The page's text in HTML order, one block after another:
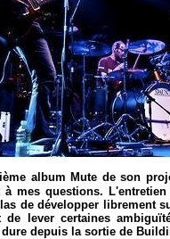
album Mute de son
à mes questions.
de développer librement
lever certaines
depuis la sortie de